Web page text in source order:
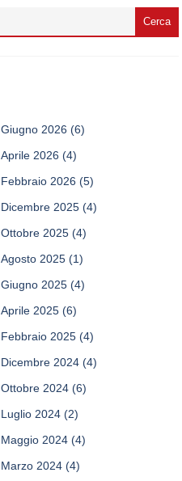
Giugno 2026 (6)
Aprile 2026 (4)
Febbraio 2026 (5)
Dicembre 2025 (4)
Ottobre 2025 (4)
Agosto 2025 (1)
Giugno 2025 (4)
Aprile 2025 (6)
Febbraio 2025 (4)
Dicembre 2024 (4)
Ottobre 2024 (6)
Luglio 2024 (2)
Maggio 2024 (4)
Marzo 2024 (4)